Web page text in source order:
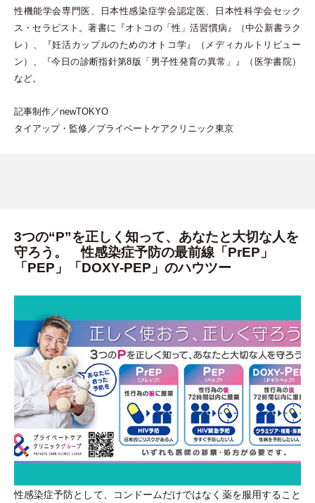
性機能学会専門医、日本性感染症学会認定医、日本性科学会セック
ス ・ セラピスト。著書に『オトコの「性 」活習慣病』 （中公新書ラク
レ ） 、『妊活カップルのためのオトコ学』 （ メディカルトリビュー
ン ） 、『今日の診断指針第8版 「 男子性発育の異常 」 』 （ 医学書院）
など。
記事制作／newTOKYO
タイアップ・ 監修／プライベートケアクリニック東京
3つの“P”を正しく知って、あなたと大切な人を
守ろう。 性感染症予防の最前線「PrEP」
「PEP」「DOXY-PEP」のハウツー
性感染症予防として、コンドームだけではなく薬を服用すること